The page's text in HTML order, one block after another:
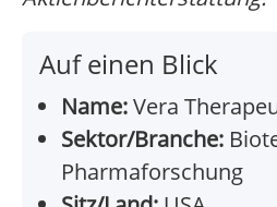
Auf einen Blick
Name:Vera
Sektor/Branche:
Pharmaforschung